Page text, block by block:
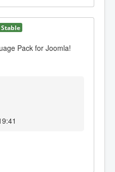
Stable
Pack for Joomla!